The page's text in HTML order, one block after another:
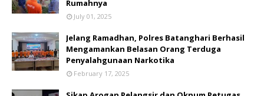
Rumahnya
July 01, 2025
Jelang Ramadhan, Polres Batanghari Berhasil
Mengamankan Belasan Orang Terduga
Penyalahgunaan Narkotika
February 17, 2025